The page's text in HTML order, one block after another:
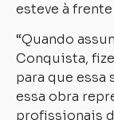
esteve à
“Quando
Conquista,
para que essa
essa obra
profissionais